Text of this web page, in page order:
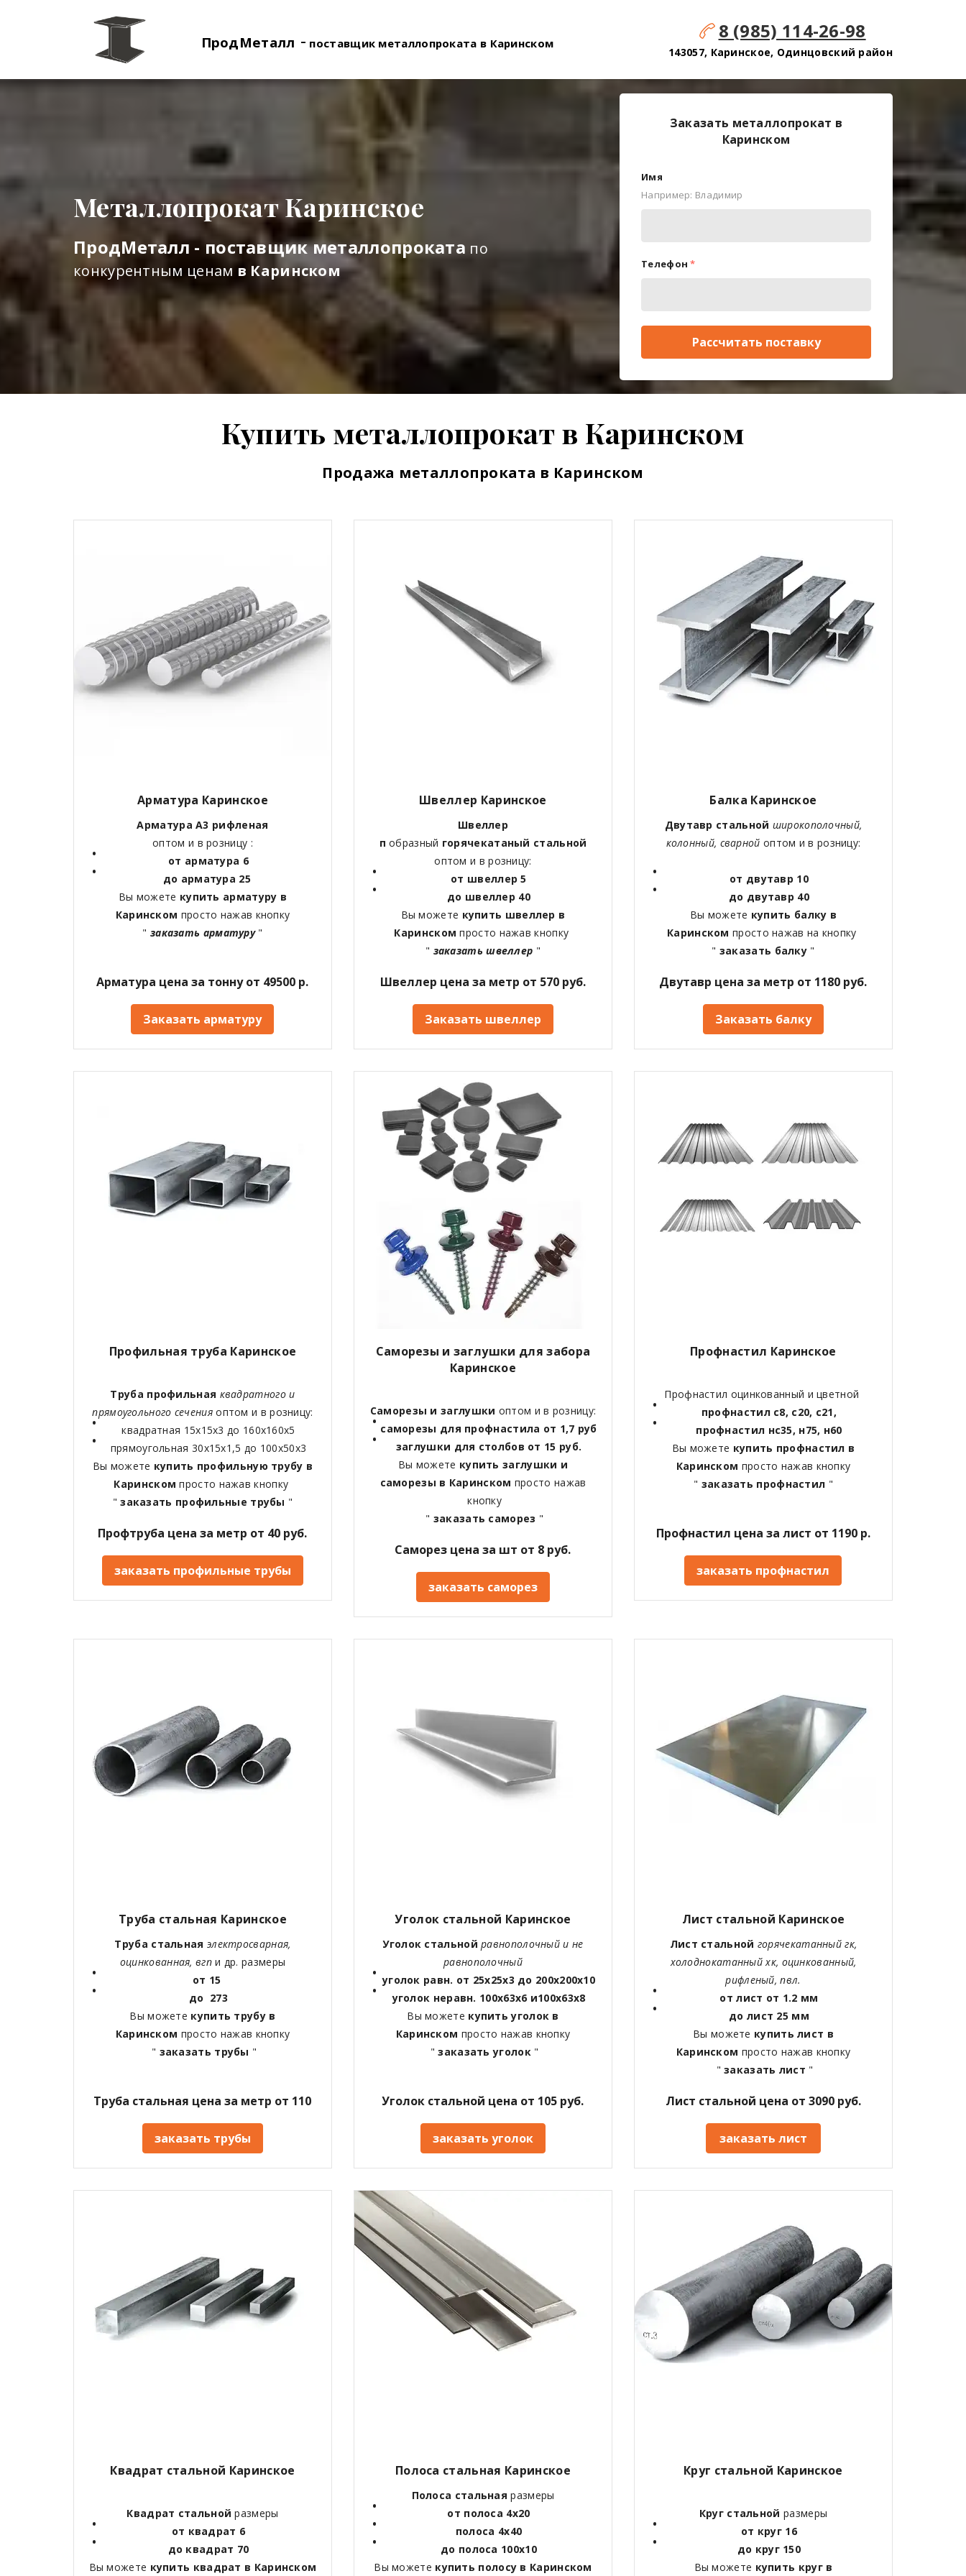
ПродМеталл - поставщик металлопроката в Каринском
8 (985) 114-26-98
143057, Каринское, Одинцовский район
Металлопрокат Каринское
ПродМеталл - поставщик металлопроката по
конкурентным ценам в Каринском
Заказать металлопрокат в
Каринском
Имя
Например: Владимир
Телефон *
Рассчитать поставку
Купить металлопрокат в Каринском
Продажа металлопроката в Каринском
Арматура Каринское
Арматура А3 рифленая
оптом и в розницу :
от арматура 6
до арматура 25
Вы можете купить арматуру в
Каринском просто нажав кнопку
" заказать арматуру"
Арматура цена за тонну от 49500 р.
Заказать арматуру
Швеллер Каринское
Швеллер
побразный горячекатаный стальной
оптом и в розницу:
от швеллер 5
до швеллер 40
Вы можете купить швеллер в
Каринскомпросто нажав кнопку
" заказать швеллер "
Швеллер цена за метр от 570 руб.
Заказать швеллер
Балка Каринское
Двутавр стальной широкополочный,
колонный, сварной оптом и в розницу:
от двутавр 10
до двутавр 40
Вы можете купить балку в
Каринском просто нажав на кнопку
" заказать балку "
Двутавр цена за метр от 1180 руб.
Заказать балку
Профильная труба Каринское
Труба профильная квадратного и
прямоугольного сеченияоптом и в розницу:
квадратная 15х15х3 до 160х160х5
прямоугольная 30х15х1,5 до 100х50х3
Вы можете купить профильную трубу в
Каринскомпросто нажав кнопку
"заказать профильные трубы "
Профтруба цена за метр от 40 руб.
заказать профильные трубы
Саморезы и заглушки для забора
Каринское
Саморезы и заглушки оптом и в розницу:
саморезы для профнастила от 1,7 руб
заглушки для столбов от 15 руб.
Вы можете купить заглушки и
саморезы в Каринском просто нажав
кнопку
" заказать саморез "
Саморез цена за шт от 8 руб.
заказать саморез
Профнастил Каринское
Профнастил оцинкованный и цветной
профнастил с8, с20, с21,
профнастил нс35, н75, н60
Вы можете купить профнастил в
Каринском просто нажав кнопку
" заказать профнастил "
Профнастил цена за лист от 1190 р.
заказать профнастил
Труба стальная Каринское
Труба стальная электросварная,
оцинкованная, вгпи др. размеры
от 15
до 273
Вы можете купить трубу в
Каринском просто нажав кнопку
" заказать трубы "
Труба стальная цена за метр от 110
заказать трубы
Уголок стальной Каринское
Уголок стальнойравнополочный и не
равнополочный
уголок равн. от 25х25х3 до 200х200х10
уголок неравн. 100х63х6 и100х63х8
Вы можете купить уголок в
Каринском просто нажав кнопку
" заказать уголок"
Уголок стальной цена от 105 руб.
заказать уголок
Лист стальной Каринское
Лист стальной горячекатанный гк,
холоднокатанный хк, оцинкованный,
рифленый, пвл.
от лист от 1.2 мм
до лист 25 мм
Вы можете купить лист в
Каринском просто нажав кнопку
"заказать лист "
Лист стальной цена от 3090 руб.
заказать лист
Квадрат стальной Каринское
Квадрат стальной размеры
от квадрат 6
до квадрат 70
Вы можете купить квадрат в Каринском
Полоса стальная Каринское
Полоса стальная размеры
от полоса 4х20
полоса 4х40
до полоса 100х10
Вы можете купить полосу в Каринском
Круг стальной Каринское
Круг стальной размеры
от круг 16
до круг 150
Вы можете купить круг в